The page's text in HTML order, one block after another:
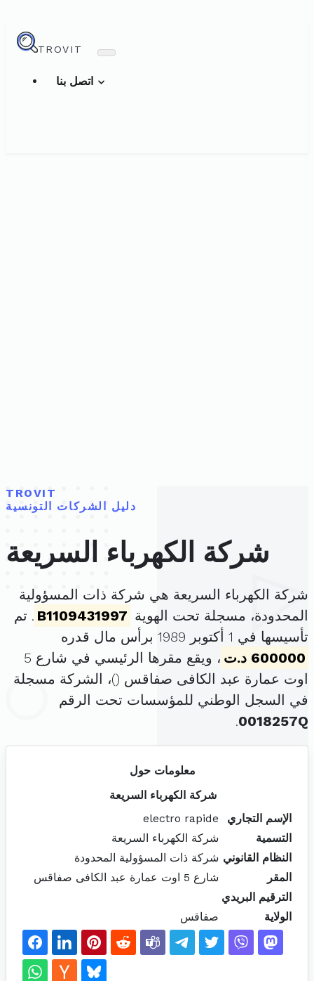
TROVIT
TROVIT
دليل الشركات التونسية
شركة الكهرباء السريعة
شركة الكهرباء السريعة هي شركة ذات المسؤولية
المحدودة، مسجلة تحت الهوية B1109431997 . تم
تأسيسها في 1 أكتوبر 1989 برأس مال قدره
600000 د.ت
، ويقع مقرها الرئيسي في شارع 5
اوت عمارة عبد الكافى صفاقس ()، الشركة مسجلة
في السجل الوطني للمؤسسات تحت الرقم
0018257Q
.
معلومات حول
شركة الكهرباء السريعة
الإسم التجاري
electro rapide
التسمية
شركة الكهرباء السريعة
النظام القانوني شركة ذات المسؤولية المحدودة
المقر
شارع 5 اوت عمارة عبد الكافى صفاقس
الترقيم البريدي
الولاية
صفاقس